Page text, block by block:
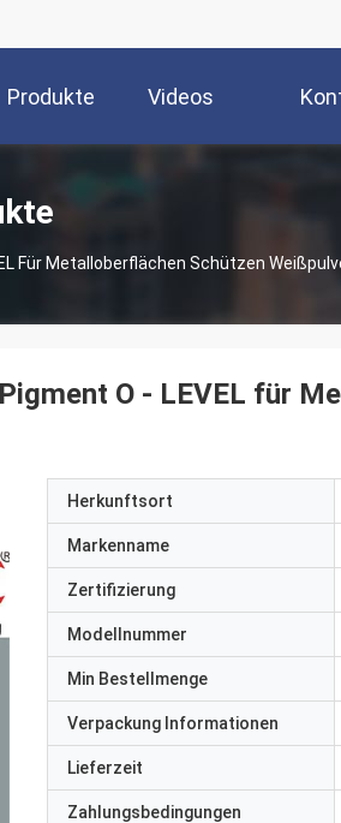
Produkte Videos
Für Metalloberflächen Schützen
O - LEVEL für
Herkunftsort
Markenname
Zertifizierung
Modellnummer
Min Bestellmenge
Verpackung Informationen
Lieferzeit
Zahlungsbedingungen